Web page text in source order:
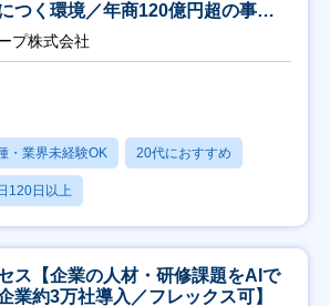
つく環境／年商120億円超の事業
プ株式会社
・業界未経験OK 20代におすすめ
120日以上
ス【企業の人材・研修課題をAIで
業約3万社導入／フレックス可】